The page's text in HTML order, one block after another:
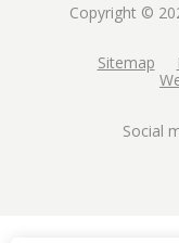
Copyright ©
Sitemap
Social